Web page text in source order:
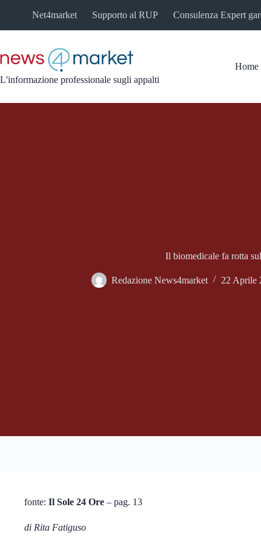
Net4market Supporto al RUP Consulenza Expert
L'informazione professionale sugli appalti
Home
Il biomedicale fa rotta
Redazione News4market 22 Aprile
fonte: Il Sole 24 Ore – pag. 13
di Rita Fatiguso